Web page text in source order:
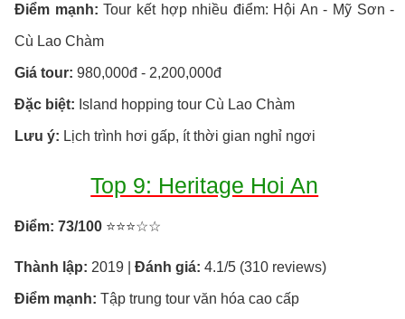
Điểm mạnh: Tour kết hợp nhiều điểm: Hội An - Mỹ Sơn -
Cù Lao Chàm
Giá tour: 980,000đ - 2,200,000đ
Đặc biệt: Island hopping tour Cù Lao Chàm
Lưu ý: Lịch trình hơi gấp, ít thời gian nghỉ ngơi
Top 9: Heritage Hoi An
Điểm: 73/100 ⭐⭐⭐☆☆
Thành lập: 2019 |Đánh giá: 4.1/5 (310 reviews)
Điểm mạnh: Tập trung tour văn hóa cao cấp